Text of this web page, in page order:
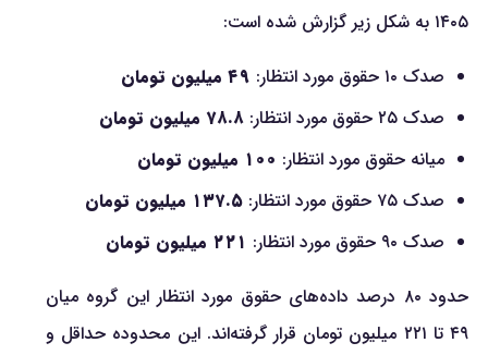
۱۴۰۵ به شکل زیر گزارش شده است:
صدک ۱۰ حقوق مورد انتظار:
۴۹ میلیون تومان
صدک ۲۵ حقوق مورد انتظار:
۷۸.۸ میلیون تومان
میانه حقوق مورد انتظار: ۱۰۰ میلیون تومان
صدک ۷۵ حقوق مورد انتظار:
۱۳۷.۵ میلیون تومان
صدک ۹۰ حقوق مورد انتظار:
۲۲۱ میلیون تومان
حدود ۸۰ درصد داده‌های حقوق مورد انتظار این گروه میان
۴۹ تا ۲۲۱ میلیون تومان قرار گرفته‌اند. این محدوده حداقل و